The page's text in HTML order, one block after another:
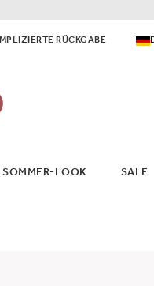
RÜCKGABE
SOMMER-LOOK SALE